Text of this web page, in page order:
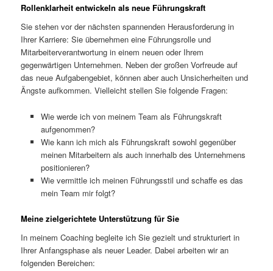
Rollenklarheit entwickeln als neue Führungskraft
Sie stehen vor der nächsten spannenden Herausforderung in
Ihrer Karriere: Sie übernehmen eine Führungsrolle und
Mitarbeiterverantwortung in einem neuen oder Ihrem
gegenwärtigen Unternehmen. Neben der großen Vorfreude auf
das neue Aufgabengebiet, können aber auch Unsicherheiten und
Ängste aufkommen. Vielleicht stellen Sie folgende Fragen:
Wie werde ich von meinem Team als Führungskraft
aufgenommen?
Wie kann ich mich als Führungskraft sowohl gegenüber
meinen Mitarbeitern als auch innerhalb des Unternehmens
positionieren?
Wie vermittle ich meinen Führungsstil und schaffe es das
mein Team mir folgt?
Meine zielgerichtete Unterstützung für Sie
In meinem Coaching begleite ich Sie gezielt und strukturiert in
Ihrer Anfangsphase als neuer Leader. Dabei arbeiten wir an
folgenden Bereichen: